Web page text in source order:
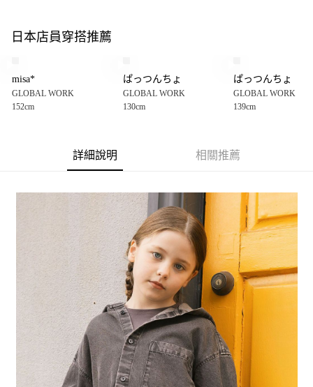
全盈+PAY
1.本服務由台灣大哥大提供，台灣大哥大用戶可立即使用無須另外申請。
2.付款方式選擇「大哥付你分期」，訂單成立後會自動跳轉到大哥付的交易
3.實際核准額度、可分期數及費用金額請依後續交易確認頁面所載為準。
4.訂單成立30分鐘內，如未前往確認交易或遇審核未通過，訂單將自動取
消。如遇「轉專審核」未通過狀況，表示未達大哥付你分期系統評分，恕無
1.分期款項不併入電信帳單，「大哥付你分期」於每月結算日後寄送繳費提
2.透過簡訊連結打開帳單後，可選擇「超商條碼／台灣大直營門市／銀行轉
帳／街口支付／iPASS MONEY」等通路繳費。
【注意事項】
1.本服務係由「台灣大哥大股份有限公司」（以下簡稱本公司）所提供，讓
用戶於交易時，得透過本服務購買商品或服務，並由商店將買賣／分期付款
買賣價金債權讓與本公司後，依約使用本公司帳單繳交帳款。
2.基於同意付款使用「大哥付你分期」之契約關係目的，商店將以您的個人
資料（包含姓名、電話或地址）提供予台灣大哥大進項蒐集、處理及利用，
由本公司與您本人進行分期帳單所需資料之確認、核對及更正。
3.完整用戶服務條款，請詳閱以下連結： https://oppay.tw/userRule
AFTEE先享後付
３．安心：先確認商品／服務後，再付款。
【「AFTEE先享後付」結帳流程】
１．於結帳方式選擇「AFTEE先享後付」後，將跳轉至「AFTEE先享後付」
結帳頁面，進行簡訊認證並確認金額後，即可完成結帳。
２．訂單成立數日內，您將收到繳費通知簡訊。
３．收到繳費通知簡訊後14天內，點擊此簡訊中的連結，可透過四大超商／
ATM／網路銀行／等多元方式進行付款，方視為交易完成。
※ 請注意：結帳手續完成當下不需立刻繳費，但若您需要取消訂單，請聯絡
購買商品的店家。未經商家同意取消之訂單仍視為有效，需透過AFTEE先享
後付繳納相關費用。
※ 交易是否成功請以「AFTEE先享後付 」之結帳頁面顯示為準，若有關於
是否繳費成功／繳費後需取消欲退款等相關疑問，請聯繫「AFTEE先享後付
客戶支援中心」https://netprotections.freshdesk.com/support/home
【注意事項】
全家 取貨付款
每筆NT$80，滿NT$1,500(含以上)免運費
每筆NT$80，滿NT$1,500(含以上)免運費
7-11 取貨付款
每筆NT$80，滿NT$1,500(含以上)免運費
付款後 7-11取貨
每筆NT$80，滿NT$1,500(含以上)免運費
每筆NT$80，滿NT$1,500(含以上)免運費
日本店員穿搭推薦
misa*
GLOBAL WORK
152cm
ぱっつんちょ
GLOBAL WORK
130cm
ぱっつんちょ
GLOBAL WORK
139cm
詳細說明 相關推薦